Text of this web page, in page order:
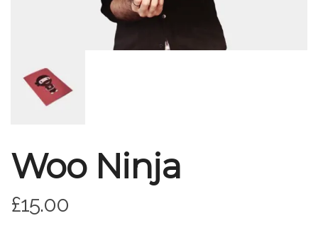
Woo Ninja
£15.00